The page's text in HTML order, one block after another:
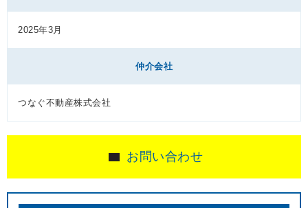
2025年3月
仲介会社
つなぐ不動産株式会社
お問い合わせ